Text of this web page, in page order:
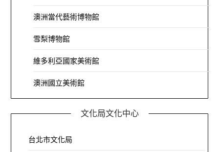
澳洲當代藝術博物館
雪梨博物館
維多利亞國家美術館
澳洲國立美術館
文化局文化中心
台北市文化局